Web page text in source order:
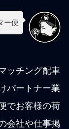
ー便
ッチング配車
パートナー業
でお客様の荷
会社や仕事掲